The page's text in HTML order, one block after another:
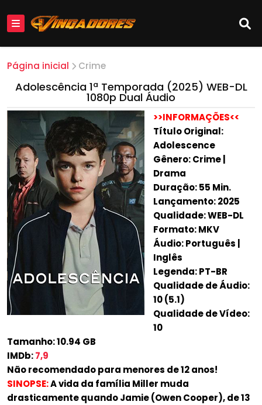
Página inicial Crime
Adolescência 1ª Temporada (2025) WEB-DL
1080p Dual Áudio
>>INFORMAÇÕES<<
Título Original:
Adolescence
Gênero: Crime |
Drama
Duração: 55 Min.
Lançamento: 2025
Qualidade: WEB-DL
Formato: MKV
Áudio: Português |
Inglês
Legenda: PT-BR
Qualidade de Áudio:
10 (5.1)
Qualidade de Vídeo:
10
Tamanho: 10.94 GB
IMDb:7,9
Não recomendado para menores de 12 anos!
SINOPSE:A vida da família Miller muda
drasticamente quando Jamie (Owen Cooper), de 13